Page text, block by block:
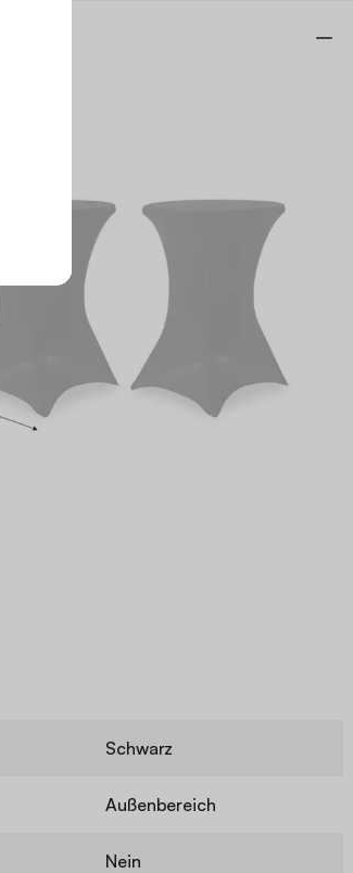
Schwarz
Außenbereich
Nein